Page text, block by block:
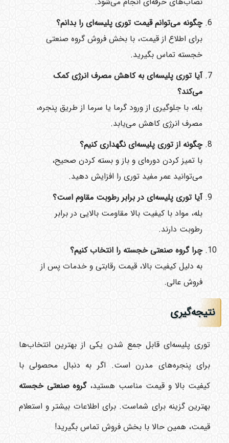
چگونه می‌توانم قیمت توری پلیسه‌ای را بدانم؟
برای اطلاع از قیمت، با بخش فروش گروه صنعتی
خجسته تماس بگیرید.
آیا توری پلیسه‌ای به کاهش مصرف انرژی کمک
می‌کند؟
بله، با جلوگیری از ورود گرما یا سرما از طریق پنجره،
مصرف انرژی کاهش می‌یابد.
چگونه از توری پلیسه‌ای نگهداری کنیم؟
با تمیز کردن دوره‌ای و باز و بسته کردن صحیح،
می‌توانید عمر مفید توری را افزایش دهید.
آیا توری پلیسه‌ای در برابر رطوبت مقاوم است؟
بله، مواد با کیفیت بالا مقاومت بالایی در برابر
رطوبت دارند.
چرا گروه صنعتی خجسته را انتخاب کنیم؟
به دلیل کیفیت بالا، قیمت رقابتی و خدمات پس از
فروش عالی.
نتیجه‌گیری
توری پلیسه‌ای قابل جمع شدن یکی از بهترین انتخاب‌ها
برای پنجره‌های مدرن است. اگر به دنبال محصولی با
کیفیت بالا و قیمت مناسب هستید،گروه صنعتی خجسته
بهترین گزینه برای شماست. برای اطلاعات بیشتر و استعلام
قیمت، همین حالا با بخش فروش تماس بگیرید!